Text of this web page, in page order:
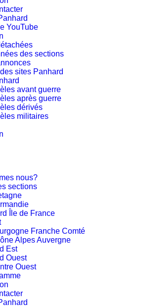
YouTube
des sections
sites Panhard
avant guerre
après guerre
dérivés
militaires
nous?
sections
Île de France
Franche Comté
Alpes Auvergne
Est
Ouest
Ouest